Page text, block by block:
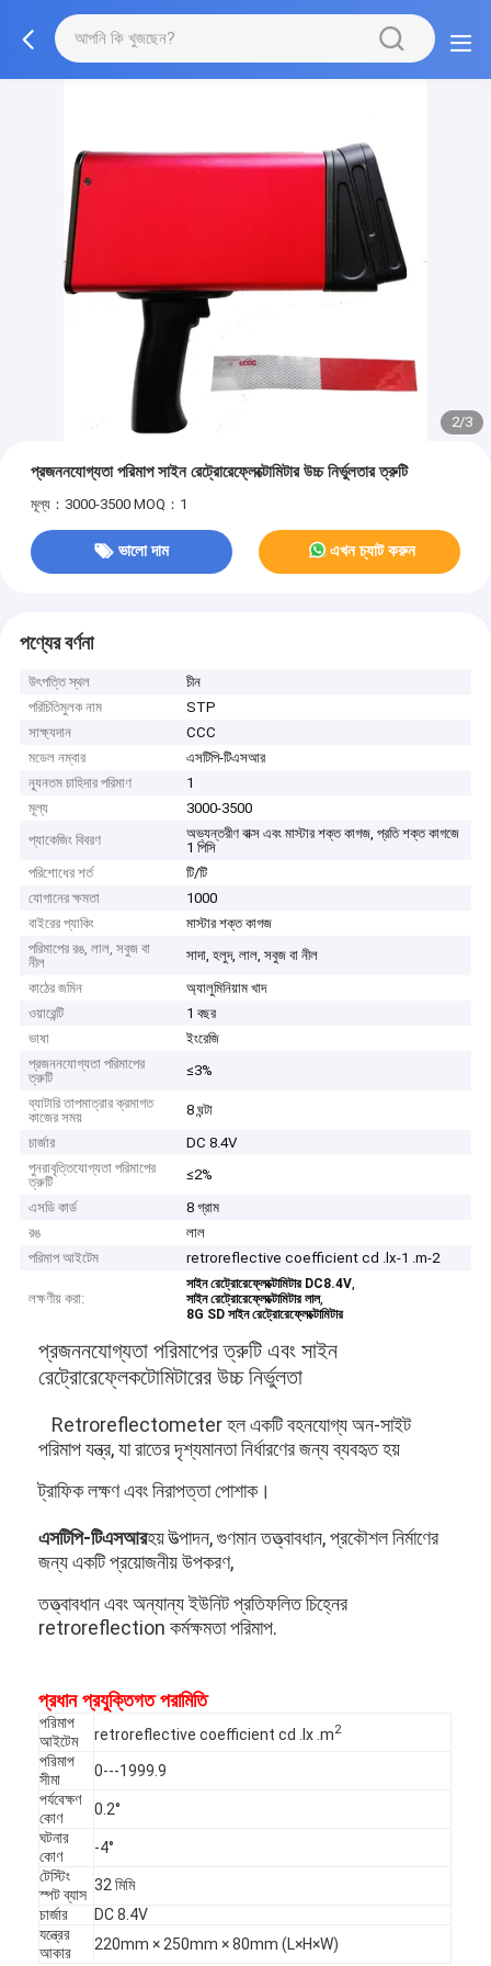
2/3
প্রজননযোগ্যতা পরিমাপ সাইন রেট্রোরেফ্লেক্টোমিটার উচ্চ নির্ভুলতার ত্রুটি
মূল্য：3000-3500 MOQ：1
ভালো দাম এখন চ্যাট করুন
পণ্যের বর্ণনা
উৎপত্তি স্থল
চীন
পরিচিতিমুলক নাম
STP
সাক্ষ্যদান
CCC
মডেল নম্বার
এসটিপি-টিএসআর
ন্যূনতম চাহিদার পরিমাণ
1
মূল্য
3000-3500
প্যাকেজিং বিবরণ
অভ্যন্তরীণ বাক্স এবং মাস্টার শক্ত কাগজ, প্রতি শক্ত কাগজে
1 পিসি
পরিশোধের শর্ত
টি/টি
যোগানের ক্ষমতা
1000
বাইরের প্যাকিং
মাস্টার শক্ত কাগজ
পরিমাপের রঙ, লাল, সবুজ বা
নীল
সাদা, হলুদ, লাল, সবুজ বা নীল
কাঠের জমিন
অ্যালুমিনিয়াম খাদ
ওয়ারেন্টি
1 বছর
ভাষা
ইংরেজি
প্রজননযোগ্যতা পরিমাপের
ত্রুটি
≤3%
ব্যাটারি তাপমাত্রার ক্রমাগত
কাজের সময়
8 ঘন্টা
চার্জার
DC 8.4V
পুনরাবৃত্তিযোগ্যতা পরিমাপের
ত্রুটি
≤2%
এসডি কার্ড
8 গ্রাম
রঙ
লাল
পরিমাপ আইটেম
retroreflective coefficient cd .lx-1 .m-2
লক্ষণীয় করা:
সাইন রেট্রোরেফ্লেক্টোমিটার DC8.4V,
সাইন রেট্রোরেফ্লেক্টোমিটার লাল,
8G SD সাইন রেট্রোরেফ্লেক্টোমিটার
প্রজননযোগ্যতা পরিমাপের ত্রুটি এবং সাইন
রেট্রোরেফ্লেকটোমিটারের উচ্চ নির্ভুলতা
Retroreflectometer হল একটি বহনযোগ্য অন-সাইট
পরিমাপ যন্ত্র, যা রাতের দৃশ্যমানতা নির্ধারণের জন্য ব্যবহৃত হয়
ট্রাফিক লক্ষণ এবং নিরাপত্তা পোশাক।
এসটিপি-টিএসআরহয়উত্পাদন, গুণমান তত্ত্বাবধান, প্রকৌশল নির্মাণের
জন্য একটি প্রয়োজনীয় উপকরণ,
তত্ত্বাবধান এবং অন্যান্য ইউনিট প্রতিফলিত চিহ্নের
retroreflection কর্মক্ষমতা পরিমাপ.
প্রধান প্রযুক্তিগত পরামিতি
পরিমাপ
আইটেম
retroreflective coefficient cd .lx .m2
পরিমাপ
সীমা
0---1999.9
পর্যবেক্ষণ
কোণ
0.2°
ঘটনার
কোণ
-4°
টেস্টিং
স্পট ব্যাস
32 মিমি
চার্জার
DC 8.4V
যন্ত্রের
আকার
220mm × 250mm × 80mm (L×H×W)